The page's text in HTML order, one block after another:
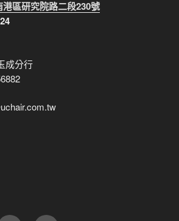
港區研究院路二段230號
成分行